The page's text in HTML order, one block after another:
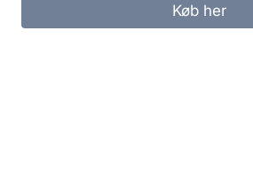
Køb her